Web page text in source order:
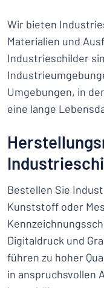
Wir bieten
Materialien und
Industrieschilder
Umgebungen, in
eine lange
Bestellen Sie
Kunststoff oder
Digitaldruck und
führen zu hoher
in anspruchsvollen